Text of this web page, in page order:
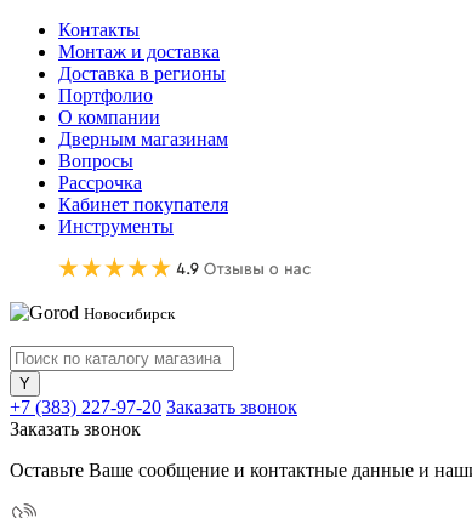
Контакты
Монтаж и доставка
Доставка в регионы
Портфолио
О компании
Дверным магазинам
Вопросы
Рассрочка
Кабинет покупателя
Инструменты
Новосибирск
+7 (383) 227-97-20 Заказать звонок
Заказать звонок
Оставьте Ваше сообщение и контактные данные и